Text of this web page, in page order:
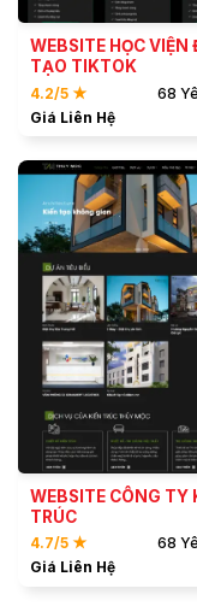
WEBSITE HỌC VIỆN
TẠO TIKTOK
4.2/5 ★
68
Giá Liên Hệ
ĐẶT MẪU
XEM DEMO
WEBSITE CÔNG TY
TRÚC
4.7/5 ★
68
Giá Liên Hệ